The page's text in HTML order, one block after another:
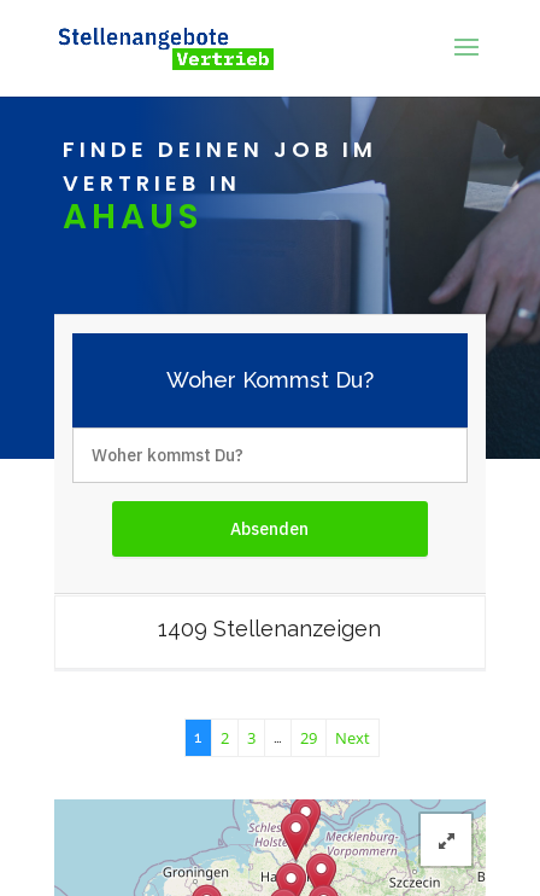
FINDE DEINEN JOB IM
VERTRIEB IN
AHAUS
Woher Kommst Du?
1409 Stellenanzeigen
1 2 3 … 29 Next